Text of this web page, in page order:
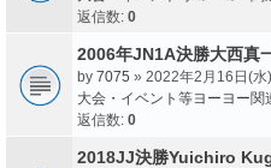
返信数: 0
2006年JN1A決勝大西真
by 7075 » 2022年2月16日(水
大会・イベント等ヨーヨー関
返信数: 0
2018JJ決勝Yuichiro